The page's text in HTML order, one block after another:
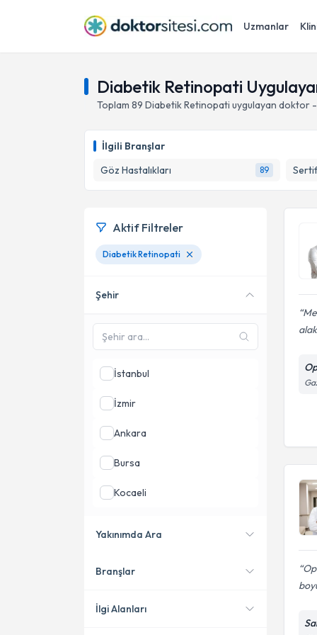
Uzmanlar
Diabetik Retinopati
Toplam 89 Diabetik Retinopati uygulayan doktor -
İlgili Branşlar
Göz Hastalıkları
89
Aktif Filtreler
Diabetik Retinopati
Şehir
İstanbul
İzmir
Ankara
Bursa
Kocaeli
Yakınımda Ara
Konumuma yakın uzmanları
Branşlar
İlgi Alanları